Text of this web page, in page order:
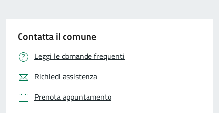
Contatta il comune
Leggi le domande frequenti
Richiedi assistenza
Prenota appuntamento